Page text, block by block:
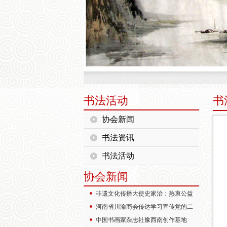
书法活动
协会新闻
书法资讯
书法活动
协会新闻
非遗文化传播大使史家治：热衷公益
河南省川渝商会传达学习宣传党的二
中国书画家杂志社豫西南创作基地
书